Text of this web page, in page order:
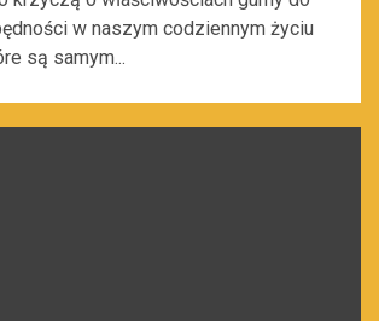
w naszym codziennym życiu
są samym...